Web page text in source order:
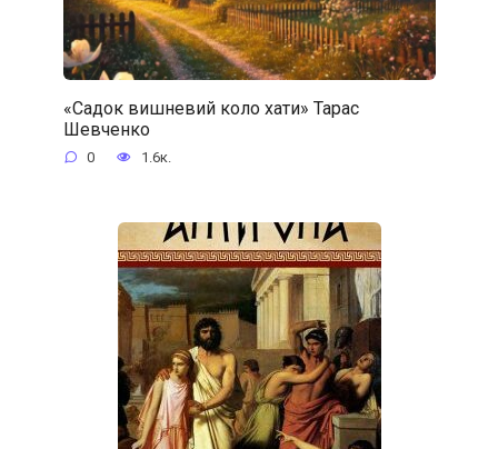
«Садок вишневий коло хати» Тарас
Шевченко
0 1.6к.